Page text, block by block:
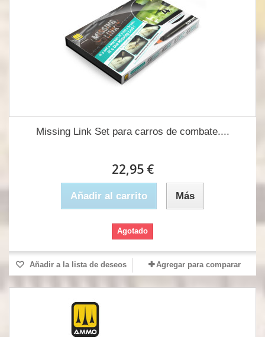
Missing Link Set para carros de combate....
22,95 €
Añadir al carrito Más
Agotado
Añadir a la lista de deseos Agregar para comparar